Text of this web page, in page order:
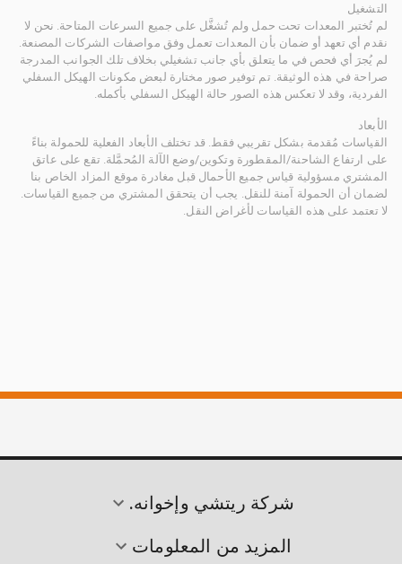
التشغيل
لم تُختبر المعدات تحت حمل ولم تُشغَّل على جميع السرعات المتاحة. نحن لا
نقدم أي تعهد أو ضمان بأن المعدات تعمل وفق مواصفات الشركات المصنعة.
لم يُجرَ أي فحص في ما يتعلق بأي جانب تشغيلي بخلاف تلك الجوانب المدرجة
صراحة في هذه الوثيقة. تم توفير صور مختارة لبعض مكونات الهيكل السفلي
الفردية، وقد لا تعكس هذه الصور حالة الهيكل السفلي بأكمله.
الأبعاد
القياسات مُقدمة بشكل تقريبي فقط. قد تختلف الأبعاد الفعلية للحمولة بناءً
على ارتفاع الشاحنة/المقطورة وتكوين/وضع الآلة المُحمَّلة. تقع على عاتق
المشتري مسؤولية قياس جميع الأحمال قبل مغادرة موقع المزاد الخاص بنا
لضمان أن الحمولة آمنة للنقل. يجب أن يتحقق المشتري من جميع القياسات.
لا تعتمد على هذه القياسات لأغراض النقل.
شركة ريتشي وإخوانه.
المزيد من المعلومات